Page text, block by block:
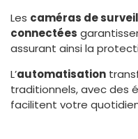
Les caméras de
connectées
assurant ainsi la
L’automatisation
traditionnels, avec des
facilitent votre